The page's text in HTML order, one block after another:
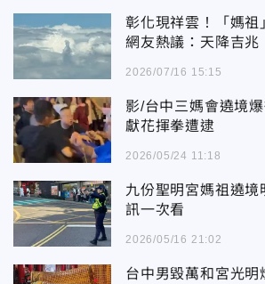
彰化現祥雲！「媽
網友熱議：天降吉兆
2026/07/16 15:15
影/台中三媽會遶境
獻花揮拳遭逮
2026/05/24 11:18
九份聖明宮媽祖遶
訊一次看
2026/05/16 21:02
台中男毀萬和宮光